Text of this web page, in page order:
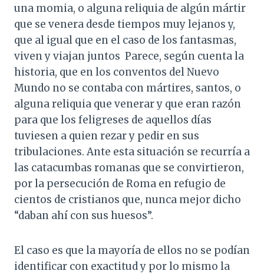
una momia, o alguna reliquia de algún mártir
que se venera desde tiempos muy lejanos y,
que al igual que en el caso de los fantasmas,
viven y viajan juntos Parece, según cuenta la
historia, que en los conventos del Nuevo
Mundo no se contaba con mártires, santos, o
alguna reliquia que venerar y que eran razón
para que los feligreses de aquellos días
tuviesen a quien rezar y pedir en sus
tribulaciones. Ante esta situación se recurría a
las catacumbas romanas que se convirtieron,
por la persecución de Roma en refugio de
cientos de cristianos que, nunca mejor dicho
“daban ahí con sus huesos”.
El caso es que la mayoría de ellos no se podían
identificar con exactitud y por lo mismo la